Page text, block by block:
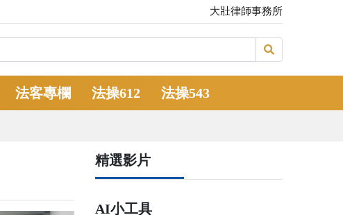
大壯律師事務所
法客專欄 法操612 法操543
精選影片
AI小工具